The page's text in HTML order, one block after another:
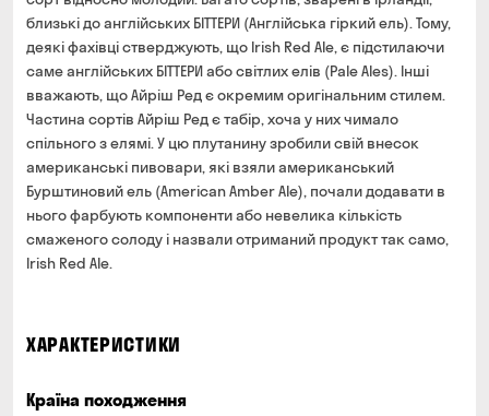
близькі до англійських БІТТЕРИ (Англійська гіркий ель). Тому,
деякі фахівці стверджують, що Irish Red Ale, є підстилаючи
саме англійських БІТТЕРИ або світлих елів (Pale Ales). Інші
вважають, що Айріш Ред є окремим оригінальним стилем.
Частина сортів Айріш Ред є табір, хоча у них чимало
спільного з елямі. У цю плутанину зробили свій внесок
американські пивовари, які взяли американський
Бурштиновий ель (American Amber Ale), почали додавати в
нього фарбують компоненти або невелика кількість
смаженого солоду і назвали отриманий продукт так само,
Irish Red Ale.
ХАРАКТЕРИСТИКИ
Країна походження